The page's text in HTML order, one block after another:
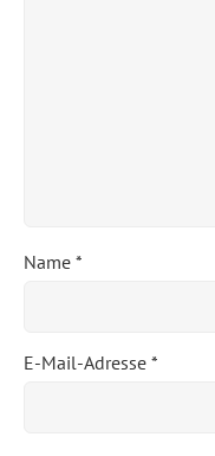
Name *
E-Mail-Adresse *